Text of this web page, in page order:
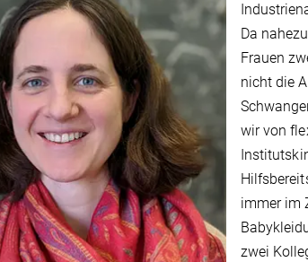
Da
Frauen
nicht die
wir von
immer im
zwei